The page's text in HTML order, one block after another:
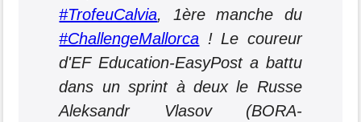
#TrofeuCalvia, 1ère manche du
#ChallengeMallorca ! Le coureur
d'EF Education-EasyPost a battu
dans un sprint à deux le Russe
Aleksandr Vlasov (BORA-